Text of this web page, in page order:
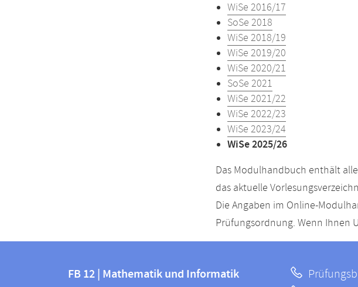
WiSe 2016/17
SoSe 2018
WiSe 2018/19
WiSe 2019/20
WiSe 2020/21
SoSe 2021
WiSe 2021/22
WiSe 2022/23
WiSe 2023/24
WiSe 2025/26
Das Modulhandbuch enthält
das aktuelle
Die Angaben im Online-
Prüfungsordnung. Wenn Ihnen
FB
FB 12 | Mathematik und Informatik